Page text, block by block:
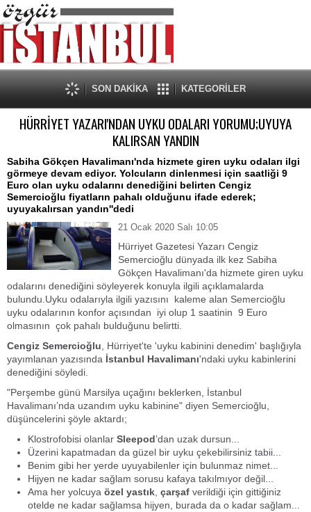
SON DAKİKA KATEGORİLER
HÜRRİYET YAZARI'NDAN UYKU ODALARI YORUMU;UYUYA
KALIRSAN YANDIN
Sabiha Gökçen Havalimanı'nda hizmete giren uyku odaları ilgi
görmeye devam ediyor. Yolcuların dinlenmesi için saatliği 9
Euro olan uyku odalarını denediğini belirten Cengiz
Semercioğlu fiyatların pahalı olduğunu ifade ederek;
uyuyakalırsan yandın''dedi
21 Ocak 2020 Salı 10:05
Hürriyet Gazetesi Yazarı Cengiz
Semercioğlu dünyada ilk kez Sabiha
Gökçen Havalimanı'da hizmete giren uyku
odalarını denediğini söyleyerek konuyla ilgili açıklamalarda
bulundu.Uyku odalarıyla ilgili yazısını kaleme alan Semercioğlu
uyku odalarının konfor açısından iyi olup 1 saatinin 9 Euro
olmasının çok pahalı bulduğunu belirtti.
Cengiz Semercioğlu , Hürriyet'te 'uyku kabinini denedim' başlığıyla
yayımlanan yazısında İstanbul Havalimanı'ndaki uyku kabinlerini
denediğini söyledi.
"Perşembe günü Marsilya uçağını beklerken, İstanbul
Havalimanı’nda uzandım uyku kabinine" diyen Semercioğlu,
düşüncelerini şöyle aktardı;
Klostrofobisi olanlar Sleepod’dan uzak dursun...
Üzerini kapatmadan da güzel bir uyku çekebilirsiniz tabii...
Benim gibi her yerde uyuyabilenler için bulunmaz nimet...
Hijyen ne kadar sağlam sorusu kafaya takılmıyor değil...
Ama her yolcuya özel yastık çarşaf verildiği için gittiğiniz
otelde ne kadar sağlamsa hijyen, burada da o kadar sağlam...